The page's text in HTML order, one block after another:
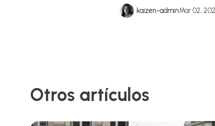
kaizen-adminMar 02,
Otros artículos